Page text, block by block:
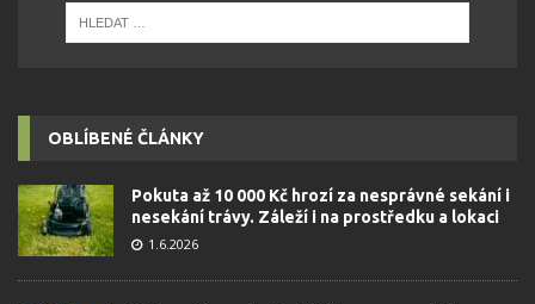
OBLÍBENÉ ČLÁNKY
Pokuta až 10 000 Kč hrozí za nesprávné sekání i
nesekání trávy. Záleží i na prostředku a lokaci
1.6.2026